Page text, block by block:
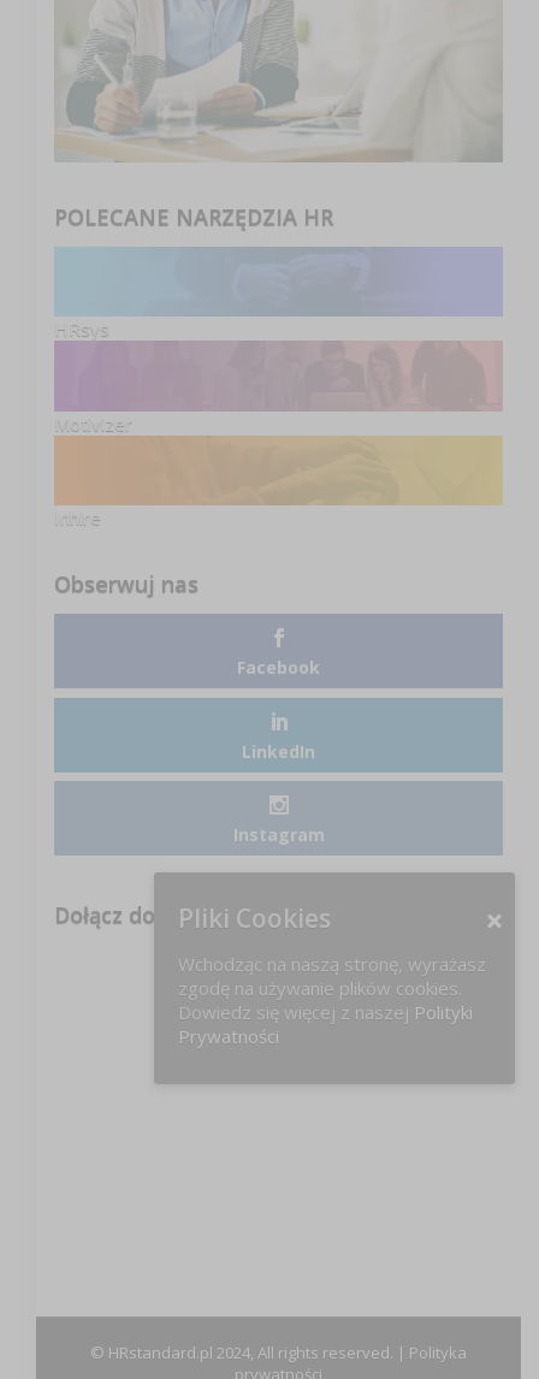
POLECANE NARZĘDZIA HR
HRsys
Motivizer
Inhire
Obserwuj nas
Facebook
LinkedIn
Instagram
Dołącz do nas na FB!
© HRstandard.pl 2024, All rights reserved. | Polityka
prywatności
Pliki Cookies
Wchodząc na naszą stronę, wyrażasz
zgodę na używanie plików cookies.
Dowiedz się więcej z naszej Polityki
Prywatności